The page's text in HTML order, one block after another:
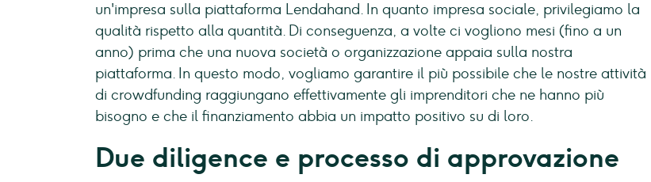
un'impresa sulla piattaforma Lendahand. In quanto impresa sociale, privilegiamo la
qualità rispetto alla quantità. Di conseguenza, a volte ci vogliono mesi (fino a un
anno) prima che una nuova società o organizzazione appaia sulla nostra
piattaforma. In questo modo, vogliamo garantire il più possibile che le nostre attività
di crowdfunding raggiungano effettivamente gli imprenditori che ne hanno più
bisogno e che il finanziamento abbia un impatto positivo su di loro.
Due diligence e processo di approvazione